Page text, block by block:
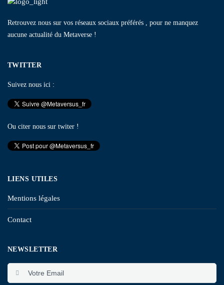
Retrouvez nous sur vos réseaux sociaux préférés , pour ne manquez
aucune actualité du Metaverse !
TWITTER
Suivez nous ici :
Ou citer nous sur twiter !
LIENS UTILES
Mentions légales
Contact
NEWSLETTER